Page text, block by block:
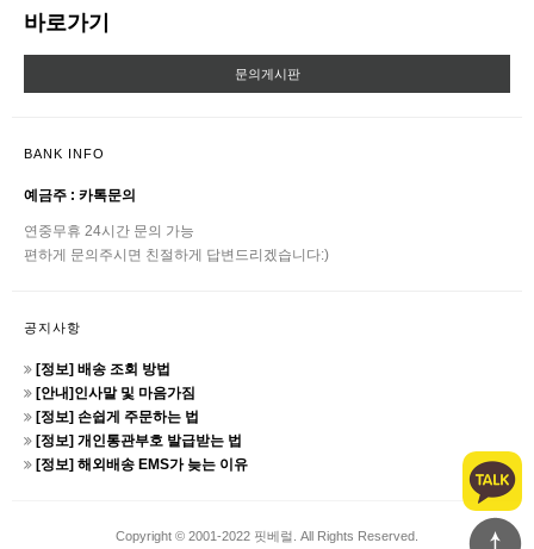
바로가기
문의게시판
BANK INFO
예금주 : 카톡문의
연중무휴 24시간 문의 가능
편하게 문의주시면 친절하게 답변드리겠습니다:)
공지사항
[정보] 배송 조회 방법
[안내]인사말 및 마음가짐
[정보] 손쉽게 주문하는 법
[정보] 개인통관부호 발급받는 법
[정보] 해외배송 EMS가 늦는 이유
Copyright © 2001-2022 핏베럴. All Rights Reserved.